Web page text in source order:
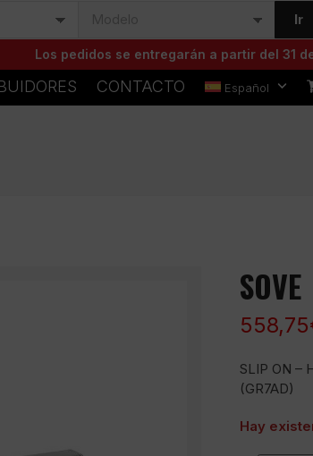
Ir
Los pedidos se entregarán a partir del 31
CONTACTO Español
SOVE
558,75
SLIP ON –
(GR7AD)
Hay